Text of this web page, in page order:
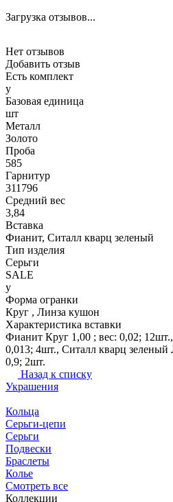
Загрузка отзывов...
Нет отзывов
Добавить отзыв
Есть комплект
y
Базовая единица
шт
Металл
Золото
Проба
585
Гарнитур
311796
Средний вес
3,84
Вставка
Фианит, Ситалл кварц зеленый
Тип изделия
Серьги
SALE
y
Форма огранки
Круг , Линза кушон
Характеристика вставки
Фианит Круг 1,00 ; вес: 0,02;
0,013; 4шт., Ситалл кварц
0,9; 2шт.
Назад к списку
Украшения
Кольца
Серьги-цепи
Серьги
Подвески
Браслеты
Колье
Смотреть все
Коллекции